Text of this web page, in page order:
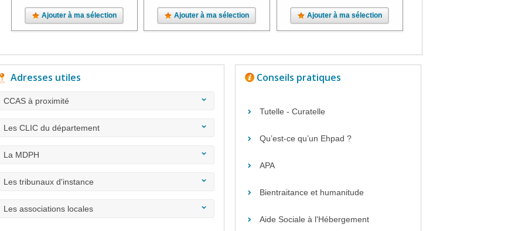
Ajouter à ma sélection Ajouter à ma sélection Ajouter à ma sélection
Adresses utiles
CCAS à proximité
Les CLIC du département
La MDPH
Les tribunaux d'instance
Les associations locales
Conseils pratiques
Tutelle - Curatelle
Qu’est-ce qu’un Ehpad ?
APA
Bientraitance et humanitude
Aide Sociale à l'Hébergement